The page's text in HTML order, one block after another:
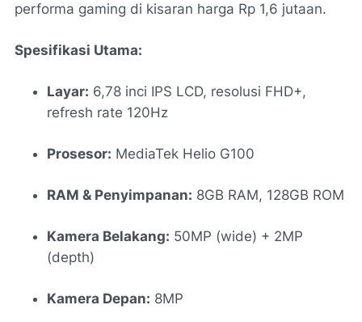
performa gaming di kisaran harga Rp 1,6 jutaan.
Spesifikasi Utama:
Layar: 6,78 inci IPS LCD, resolusi FHD+,
refresh rate 120Hz
Prosesor: MediaTek Helio G100
RAM & Penyimpanan: 8GB RAM, 128GB ROM
Kamera Belakang: 50MP (wide) + 2MP
(depth)
Kamera Depan: 8MP